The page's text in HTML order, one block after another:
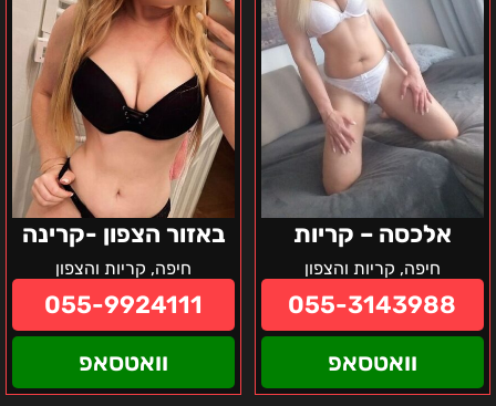
אלכסה – קריות
חיפה, קריות והצפון
055-3143988
וואטסאפ
באזור הצפון -קרינה
חיפה, קריות והצפון
055-9924111
וואטסאפ